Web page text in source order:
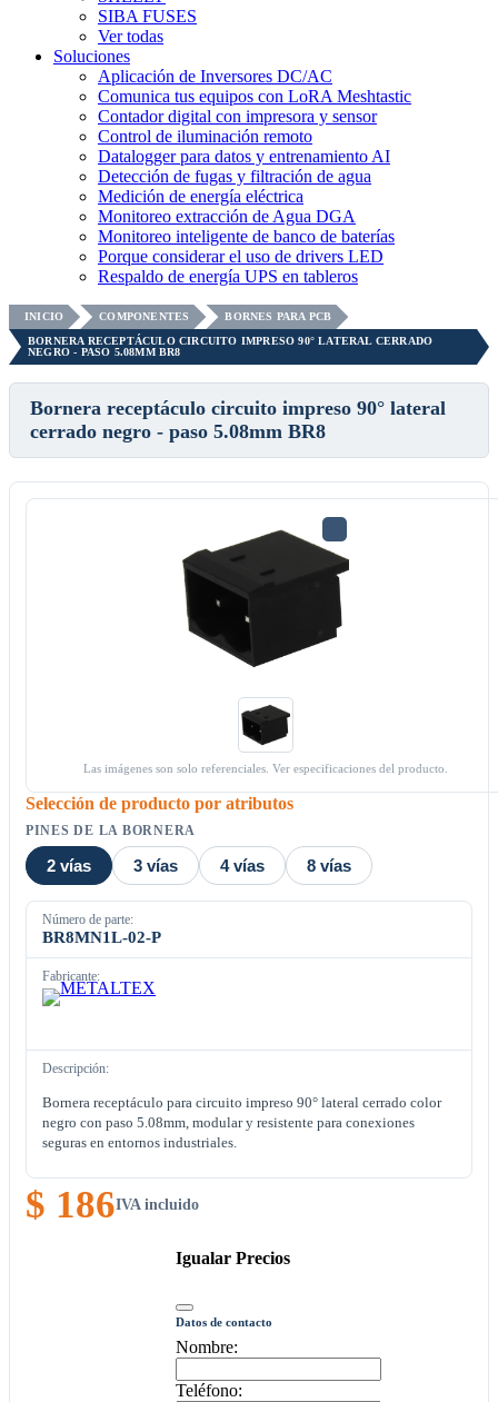
SIBA FUSES
Ver todas
Soluciones
Aplicación de Inversores DC/AC
Comunica tus equipos con LoRA Meshtastic
Contador digital con impresora y sensor
Control de iluminación remoto
Datalogger para datos y entrenamiento AI
Detección de fugas y filtración de agua
Medición de energía eléctrica
Monitoreo extracción de Agua DGA
Monitoreo inteligente de banco de baterías
Porque considerar el uso de drivers LED
Respaldo de energía UPS en tableros
INICIO COMPONENTES
BORNES PARA PCB
BORNERA RECEPTÁCULO CIRCUITO IMPRESO 90° LATERAL CERRADO
NEGRO - PASO 5.08MM BR8
Bornera receptáculo circuito impreso 90° lateral
cerrado negro - paso 5.08mm BR8
Las imágenes son solo referenciales. Ver especificaciones del producto.
Selección de producto por atributos
PINES DE LA BORNERA
2 vías 3 vías 4 vías 8 vías
Número de parte:
BR8MN1L-02-P
Fabricante:
Descripción:
Bornera receptáculo para circuito impreso 90° lateral cerrado color
negro con paso 5.08mm, modular y resistente para conexiones
seguras en entornos industriales.
$ 186IVA incluido
Igualar Precios
Datos de contacto
Nombre:
Teléfono: